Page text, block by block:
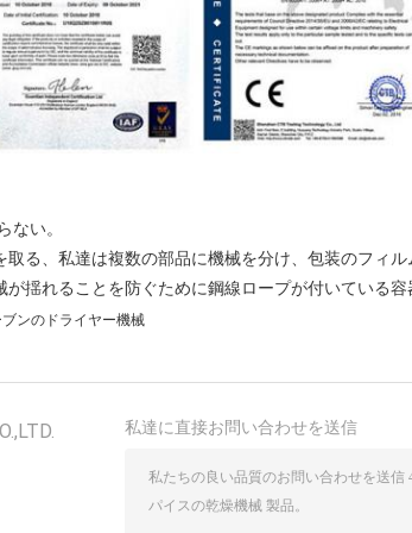
ない。
る、私達は複数の部品に機械を分け、包装のフィ
揺れることを防ぐために鋼線ロープが付いている容
ブンのドライヤー機械
私達に直接お問い合わせを送信